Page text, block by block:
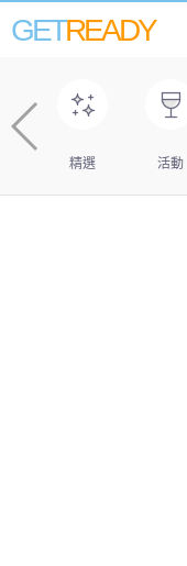
GETREADY
精選 活動